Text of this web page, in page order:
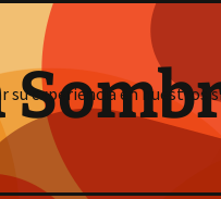
su experiencia en nuestros